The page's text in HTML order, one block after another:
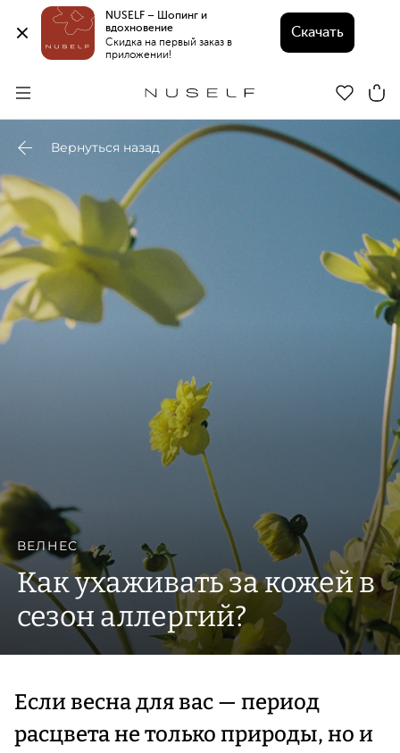
NUSELF – Шопинг и
вдохновение
Скидка на первый заказ в
приложении!
Скачать
Вернуться назад
ВЕЛНЕС
Как ухаживать за кожей в
сезон аллергий?
Если весна для вас — период
расцвета не только природы, но и